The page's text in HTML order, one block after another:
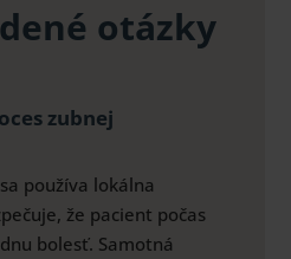
otázky
zubnej
používa lokálna
že pacient počas
bolesť. Samotná